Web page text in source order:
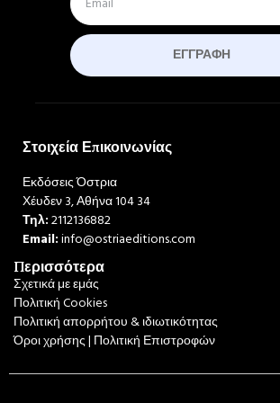
ΕΓΓΡΑΦΉ
Στοιχεία Επικοινωνίας
Εκδόσεις Όστρια
Χέυδεν 3, Αθήνα 104 34
Τηλ:2112136882
Email:info@ostriaeditions.com
Περισσότερα
Σχετικά με εμάς
Πολιτική Cookies
Πολιτική απορρήτου & ιδιωτικότητας
Όροι χρήσης | Πολιτική Επιστροφών